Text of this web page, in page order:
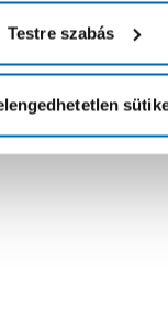
Testre szabás